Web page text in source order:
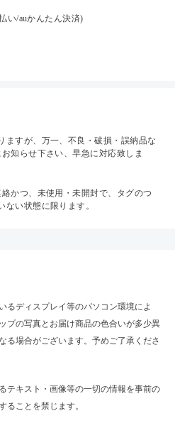
い/auかんたん決済)
ますが、万一、不良・破損・誤納品な
知らせ下さい、早急に対応致しま
かつ、未使用・未開封で、タグのつ
い状態に限ります。
るディスプレイ等のパソコン環境によ
プの写真とお届け商品の色合いが多少異
る場合がございます。予めご了承くださ
テキスト・画像等の一切の情報を事前の
ることを禁じます。